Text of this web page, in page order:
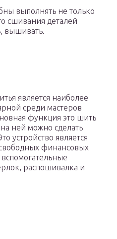
выполнять не только
сшивания деталей
вышивать.
является наиболее
среди мастеров
функция это шить
ней можно сделать
устройство является
финансовых
распошивалка и